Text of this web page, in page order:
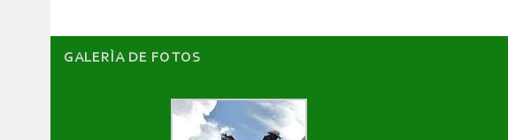
GALERÌA DE FOTOS